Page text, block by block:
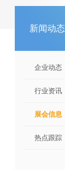
新闻动态
企业动态
行业资讯
展会信息
热点跟踪